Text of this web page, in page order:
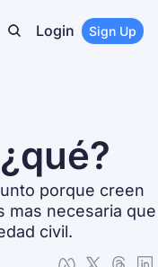
Login Sign Up
porque creen
mas necesaria que
civil.